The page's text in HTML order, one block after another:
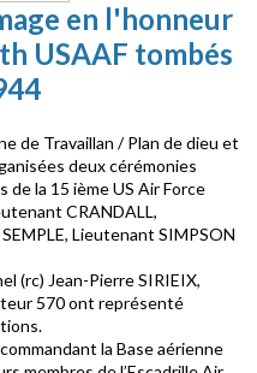
en l'honneur
USAAF tombés
de Travaillan / Plan de dieu et
deux cérémonies
de la 15 ième US Air Force
CRANDALL,
Lieutenant SIMPSON
(rc) Jean-Pierre SIRIEIX,
570 ont représenté
la Base aérienne